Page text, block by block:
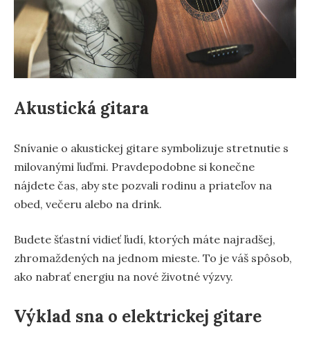
Akustická gitara
Snívanie o akustickej gitare symbolizuje stretnutie s
milovanými ľuďmi. Pravdepodobne si konečne
nájdete čas, aby ste pozvali rodinu a priateľov na
obed, večeru alebo na drink.
Budete šťastní vidieť ľudí, ktorých máte najradšej,
zhromaždených na jednom mieste. To je váš spôsob,
ako nabrať energiu na nové životné výzvy.
Výklad sna o elektrickej gitare